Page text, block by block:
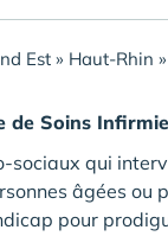
Est » Haut-Rhin »
de Soins
sociaux qui
âgées ou
pour